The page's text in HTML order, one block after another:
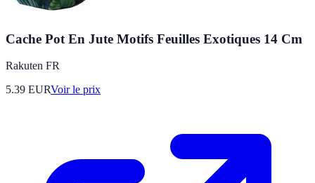
Cache Pot En Jute Motifs Feuilles Exotiques 14 Cm
Rakuten FR
5.39 EURVoir le prix